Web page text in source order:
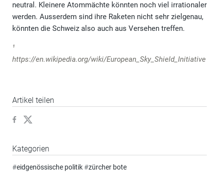
neutral. Kleinere Atommächte könnten noch viel irrationaler
werden. Ausserdem sind ihre Raketen nicht sehr zielgenau,
könnten die Schweiz also auch aus Versehen treffen.
¹
https://en.wikipedia.org/wiki/European_ Sky_Shield_Initiative
Artikel teilen
Kategorien
#eidgenössische politik#zürcher bote